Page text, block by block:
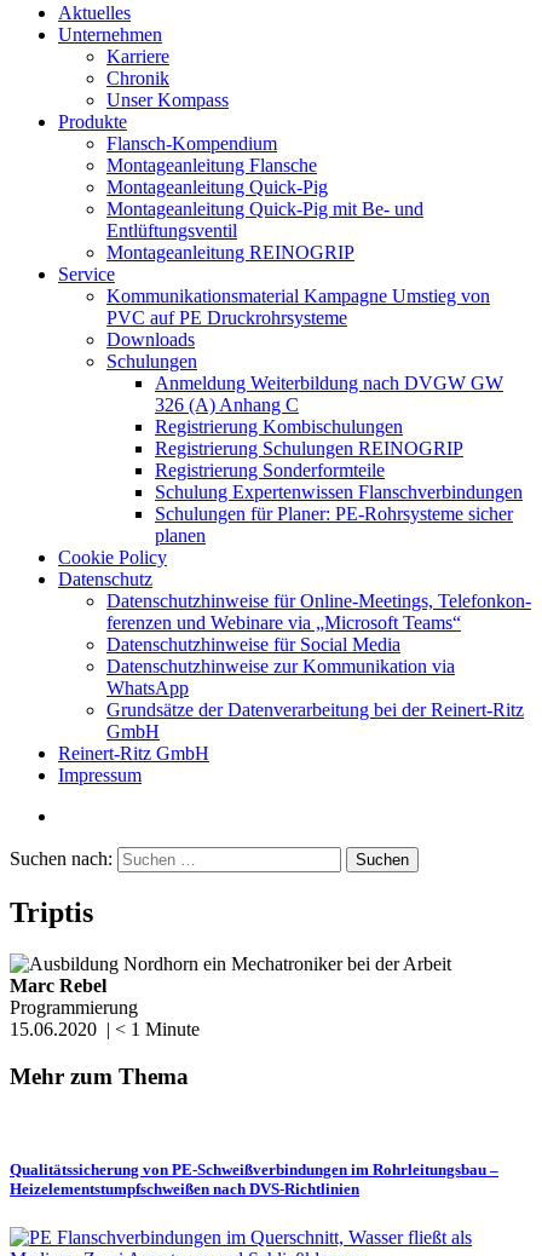
Aktuelles
Unter­nehmen
Karriere
Chronik
Unser Kompass
Produkte
Flansch-Kompendium
Monta­ge­an­leitung Flansche
Monta­ge­an­leitung Quick-Pig
Monta­ge­an­leitung Quick-Pig mit Be- und
Entlüftungsventil
Monta­ge­an­leitung REINOGRIP
Service
Kommu­ni­ka­ti­ons­ma­terial Kampagne Umstieg von
PVC auf PE Druckrohrsysteme
Downloads
Schulungen
Anmeldung Weiter­bildung nach DVGW GW
326 (A) Anhang C
Regis­trierung Kombischulungen
Regis­trierung Schulungen REINOGRIP
Regis­trierung Sonderformteile
Schulung Exper­ten­wissen Flanschverbindungen
Schulungen für Planer: PE-Rohrsysteme sicher
planen
Cookie Policy
Daten­schutz
Daten­schutz­hin­weise für Online-Meetings, Telefon­kon­
fe­renzen und Webinare via „Microsoft Teams“
Daten­schutz­hin­weise für Social Media
Daten­schutz­hin­weise zur Kommu­ni­kation via
WhatsApp
Grund­sätze der Daten­ver­ar­beitung bei der Reinert-Ritz
GmbH
Reinert-Ritz GmbH
Impressum
Suchen nach:
Triptis
Marc Rebel
Programmierung
15.06.2020 | < 1 Minute
Mehr zum Thema
Quali­täts­si­cherung von PE-Schweiß­ver­bin­dungen im Rohrlei­tungsbau –
Heizele­ment­stumpf­schweißen nach DVS-Richtlinien